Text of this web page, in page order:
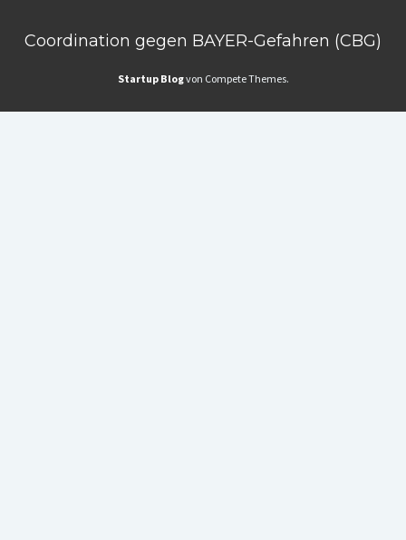
Coordination gegen BAYER-Gefahren (CBG)
Startup Blogvon Compete Themes.